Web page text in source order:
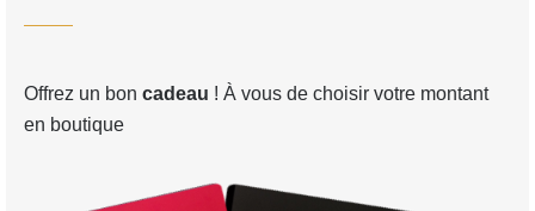
Offrez un bon cadeau ! À vous de choisir votre montant
en boutique